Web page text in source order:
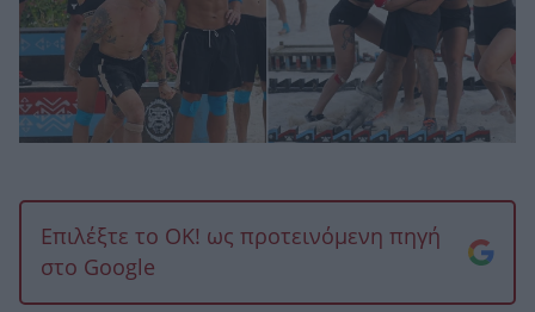
Επιλέξτε το OK! ως προτεινόμενη πηγή
στο Google